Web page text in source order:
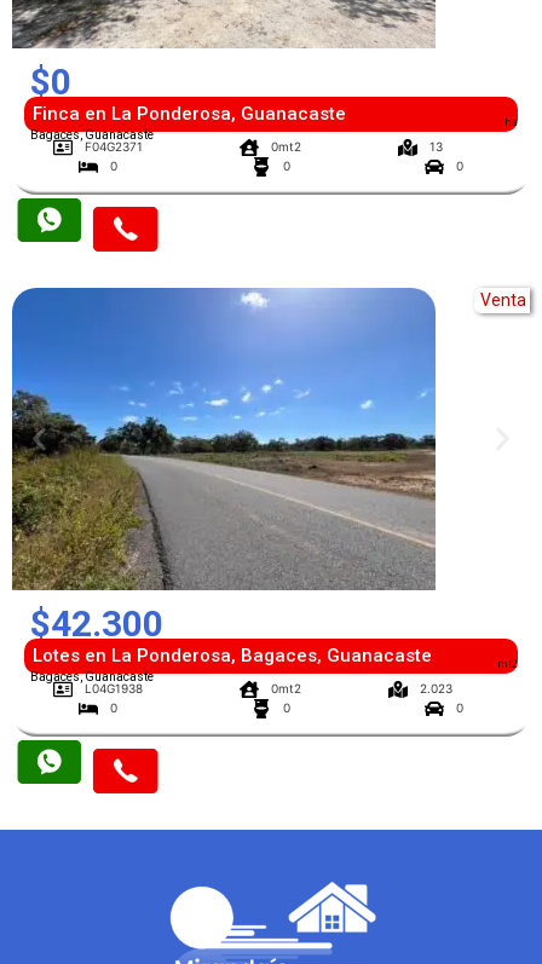
ha
$0
Finca en La Ponderosa, Guanacaste
Bagaces, Guanacaste
F04G2371 0mt2
13
0
0 0
mt2
Venta
$42.300
Lotes en La Ponderosa, Bagaces, Guanacaste
Bagaces, Guanacaste
L04G1938 0mt2
2.023
0
0 0